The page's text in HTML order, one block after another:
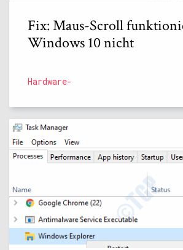
Fix: Maus-Scroll
Windows 10 nicht
Hardware-